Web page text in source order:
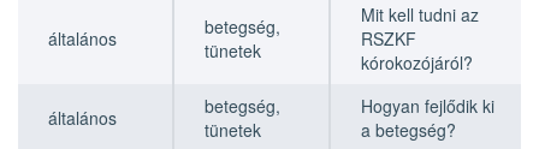
általános
betegség,
tünetek
Mit kell tudni az
RSZKF
kórokozójáról?
általános
betegség,
tünetek
Hogyan fejlődik ki
a betegség?